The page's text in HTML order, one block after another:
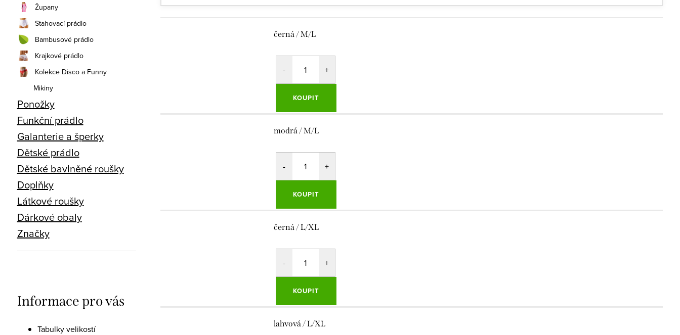
Župany
Stahovací prádlo
Bambusové prádlo
Krajkové prádlo
Kolekce Disco a Funny
Mikiny
Ponožky
Funkční prádlo
Galanterie a šperky
Dětské prádlo
Dětské bavlněné roušky
Doplňky
Látkové roušky
Dárkové obaly
Značky
Informace pro vás
Tabulky velikostí
černá / M/L
KOUPIT
modrá / M/L
KOUPIT
černá / L/XL
KOUPIT
lahvová / L/XL